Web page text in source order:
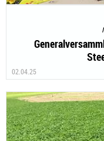
02.04.25